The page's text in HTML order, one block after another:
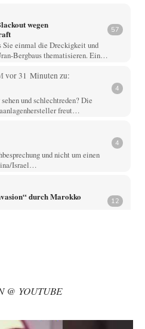
wegen
57
einmal die Dreckigkeit und
Bergbaus thematisieren. Ein…
vor 31 Minuten zu:
4
und schlechtreden? Die
freut…
4
und nicht um einen
Israel…
durch Marokko
12
@ YOUTUBE